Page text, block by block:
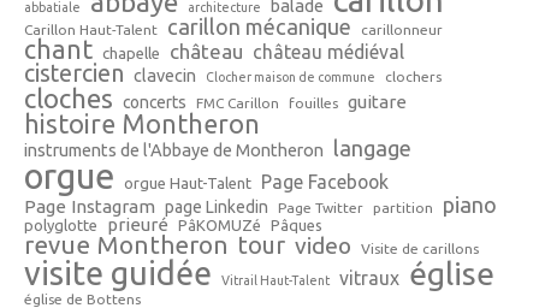
abbatiale architecture balade
Carillon Haut-Talent carillon mécanique carillonneur
chant chapelle château château médiéval
cistercien clavecin Clocher maison de commune clochers
cloches concerts FMC Carillon fouilles guitare
histoire Montheron
instruments de l'Abbaye de Montheron langage
orgue orgue Haut-Talent Page Facebook
Page Instagram page Linkedin Page Twitter partition piano
polyglotte prieuré PâKOMUZé Pâques
revue Montheron tour video Visite de carillons
visite guidée Vitrail Haut-Talent vitraux église
église de Bottens